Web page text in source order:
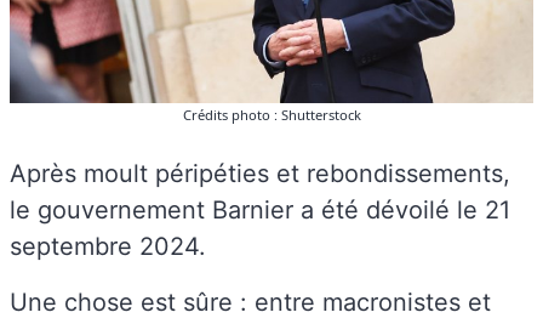
Crédits photo : Shutterstock
Après moult péripéties et rebondissements,
le gouvernement Barnier a été dévoilé le 21
septembre 2024.
Une chose est sûre : entre macronistes et